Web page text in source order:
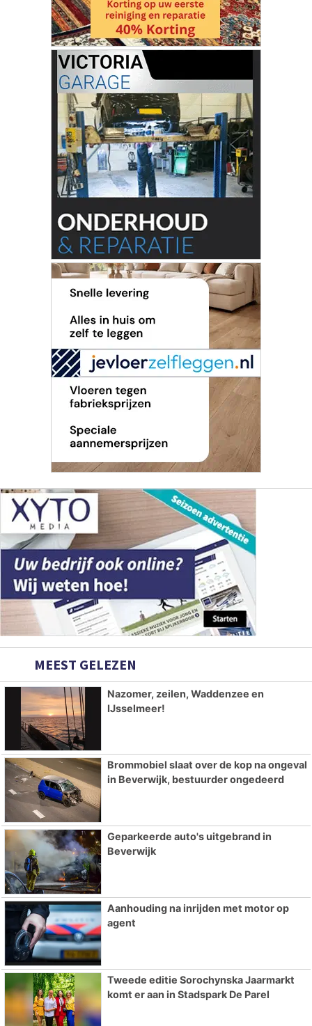
MEEST GELEZEN
Nazomer, zeilen, Waddenzee en
IJsselmeer!
Brommobiel slaat over de kop na ongeval
in Beverwijk, bestuurder ongedeerd
Geparkeerde auto's uitgebrand in
Beverwijk
Aanhouding na inrijden met motor op
agent
Tweede editie Sorochynska Jaarmarkt
komt er aan in Stadspark De Parel